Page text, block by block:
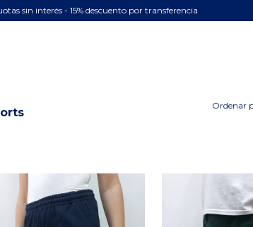
sin interés - 15% descuento por transferencia
Ordenar